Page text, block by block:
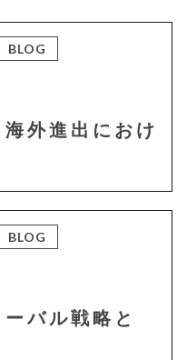
BLOG
外進出におけ
BLOG
バル戦略と